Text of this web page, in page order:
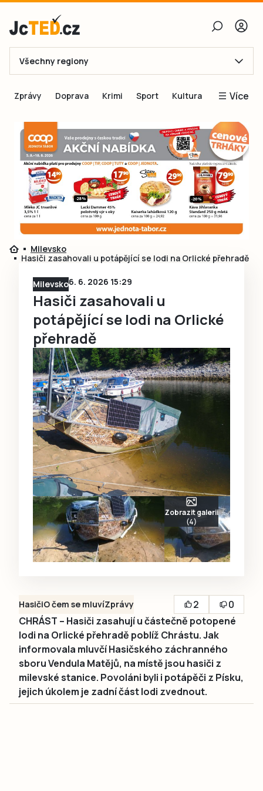
E-mail
Obnovit heslo
Přihlásit se
Přihlásit se přes Facebook
Ještě nemám účet, chci seRegistrovat
Všechny regiony
Zprávy Doprava Krimi Sport Kultura Více
Inspirace
Čtenáři píší
Speciální přílohy
Inzerce
Milevsko
Hasiči zasahovali u potápějící se lodi na Orlické přehradě
Milevsko6. 6. 2026 15:29
Hasiči zasahovali u
potápějící se lodi na Orlické
přehradě
Zobrazit galerii
(4)
HasičiO čem se mluvíZprávy 2
0
CHRÁST – Hasiči zasahují u částečně potopené
lodi na Orlické přehradě poblíž Chrástu. Jak
informovala mluvčí Hasičského záchranného
sboru Vendula Matějů, na místě jsou hasiči z
milevské stanice. Povoláni byli i potápěči z Písku,
jejich úkolem je zadní část lodi zvednout.